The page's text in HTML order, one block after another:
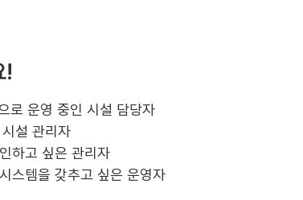
!
로 운영 중인 시설 담당자
설 관리자
하고 싶은 관리자
스템을 갖추고 싶은 운영자